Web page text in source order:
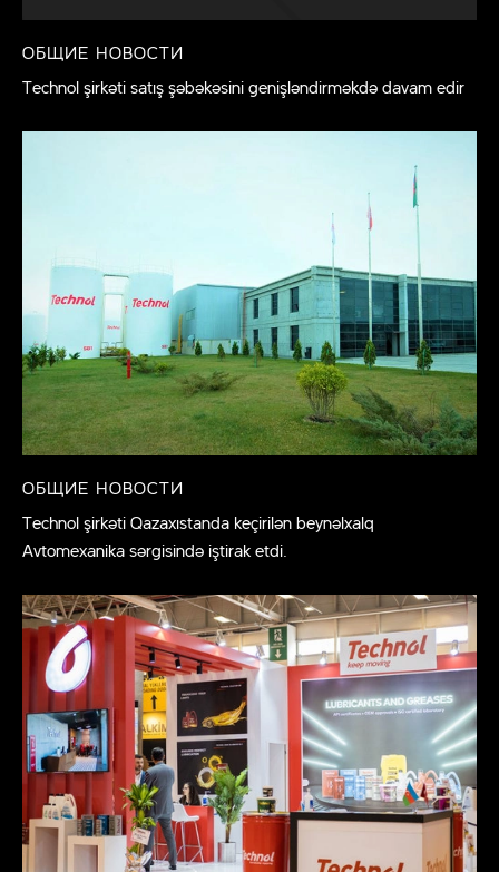
ОБЩИЕ НОВОСТИ
Technol şirkəti satış şəbəkəsini genişləndirməkdə davam edir
ОБЩИЕ НОВОСТИ
Technol şirkəti Qazaxıstanda keçirilən beynəlxalq
Avtomexanika sərgisində iştirak etdi.